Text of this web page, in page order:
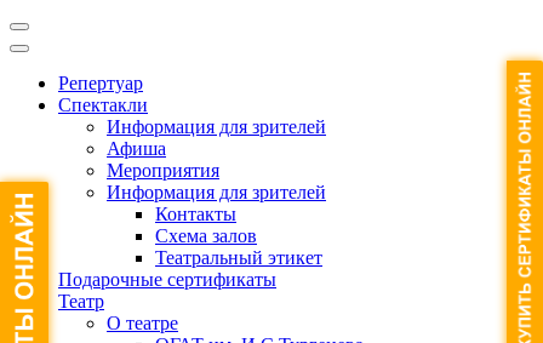
Репертуар
Спектакли
Информация для зрителей
Афиша
Мероприятия
Информация для зрителей
Контакты
Схема залов
Театральный этикет
Подарочные сертификаты
Театр
О театре